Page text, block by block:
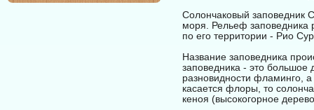
Солончаковый заповедник
моря. Рельеф заповедника
по его территории - Рио
Название заповедника
заповедника - это большое
разновидности фламинго,
касается флоры, то
кеноя (высокогорное